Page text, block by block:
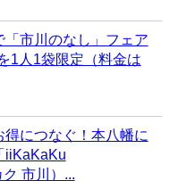
「市川のなし」フェア
1人1袋限定（料金は
得につなぐ！本八幡に
iiKaKaKu
市川）...